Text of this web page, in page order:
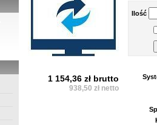
Ilość
1 154,36 zł brutto
938,50 zł netto